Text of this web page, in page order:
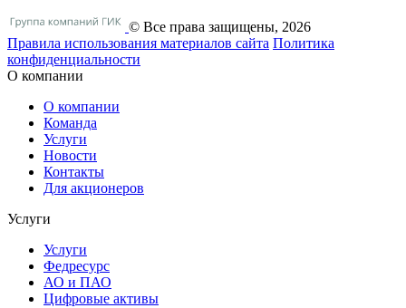
© Все права защищены, 2026
Правила использования материалов сайта Политика
конфиденциальности
О компании
О компании
Команда
Услуги
Новости
Контакты
Для акционеров
Услуги
Услуги
Федресурс
АО и ПАО
Цифровые активы